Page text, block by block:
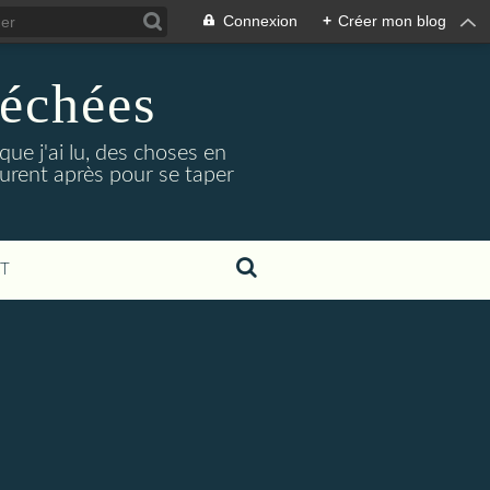
Connexion + Créer mon blog
j'ai lu, des choses en
après pour se taper